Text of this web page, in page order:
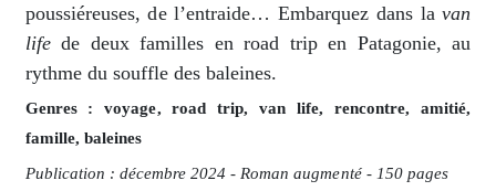
poussiéreuses, de l’entraide… Embarquez dans lavan
lifede deux familles en road trip en Patagonie, au
rythme du souffle des baleines.
Genres : voyage, road trip, van life, rencontre, amitié,
famille, baleines
Publication : décembre 2024 - Roman augmenté - 150 pages